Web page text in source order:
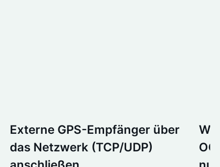
Externe GPS-Empfänger über
das Netzwerk (TCP/UDP)